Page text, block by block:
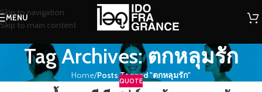
Skip to navigation
Skip to main content
MENU
Tag Archives: ตกหลุมรัก
Home/Posts Tagged "ตกหลุมรัก"
QUOTE